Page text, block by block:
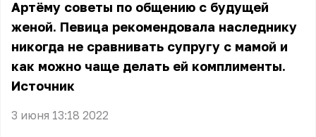
Артёму советы по общению с будущей
женой. Певица рекомендовала наследнику
никогда не сравнивать супругу с мамой и
как можно чаще делать ей комплименты.
Источник
3 июня 13:18 2022